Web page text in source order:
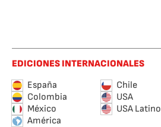
EDICIONES INTERNACIONALES
España
Chile
Colombia
USA
México
USA Latino
América